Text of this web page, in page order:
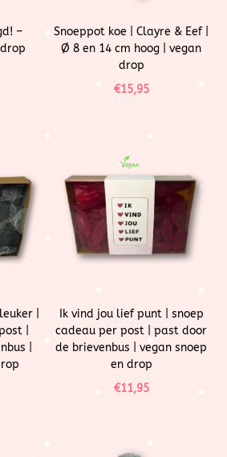
–
Snoeppot koe | Clayre & Eef |
Ø 8 en 14 cm hoog | vegan
drop
€15,95
|
|
|
Ik vind jou lief punt | snoep
cadeau per post | past door
de brievenbus | vegan snoep
en drop
€11,95